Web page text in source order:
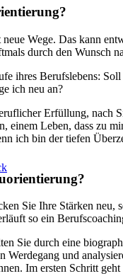
Wege. Das kann
durch den Wunsch
ihres Berufslebens:
ich neu an?
Erfüllung, nach
einem Leben, dass zu
ich bin der tiefen
Sie Ihre Stärken
so ein
Sie durch eine
und
Im ersten Schritt